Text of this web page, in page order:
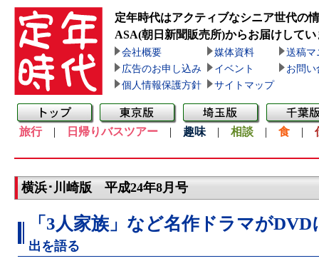
定年時代はアクティブなシニア世代の
ASA(朝日新聞販売所)からお届けしてい
会社概要 媒体資料
送稿マ
広告のお申し込み
イベント
お問い
個人情報保護方針
サイトマップ
旅行| 日帰りバスツアー | 趣味 | 相談 | 食 |
横浜･川崎版 平成24年8月号
「3人家族」など名作ドラマがDVD
出を語る